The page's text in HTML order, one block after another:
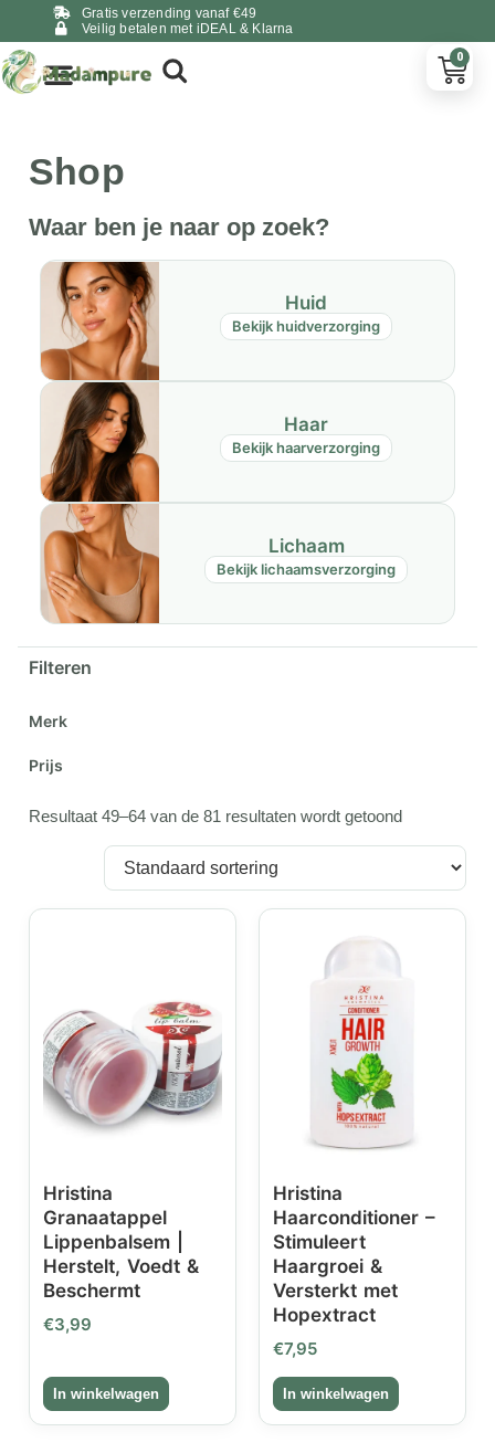
Gratis verzending vanaf €49
Veilig betalen met iDEAL & Klarna
0
Shop
Waar ben je naar op zoek?
Huid
Bekijk huidverzorging
Haar
Bekijk haarverzorging
Lichaam
Bekijk lichaamsverzorging
Filteren
Merk
Prijs
Resultaat 49–64 van de 81 resultaten wordt getoond
Hristina
Granaatappel
Lippenbalsem |
Herstelt, Voedt &
Beschermt
€3,99
Hristina
Haarconditioner –
Stimuleert
Haargroei &
Versterkt met
Hopextract
€7,95